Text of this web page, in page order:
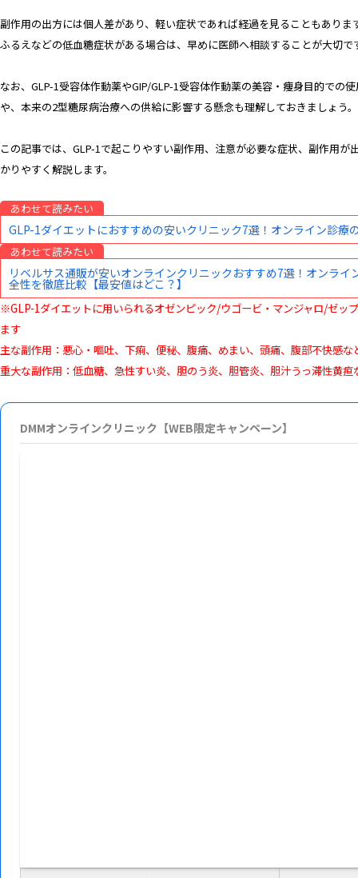
副作用の出方には個人差があり、軽い症状であれば経過を見ることもあり
ふるえなどの低血糖症状がある場合は、早めに医師へ相談することが大切で
なお、GLP-1受容体作動薬やGIP/GLP-1受容体作動薬の美容・痩身目的での
や、本来の2型糖尿病治療への供給に影響する懸念も理解しておきましょう。
この記事では、GLP-1で起こりやすい副作用、注意が必要な症状、副作用
かりやすく解説します。
あわせて読みたい
GLP-1ダイエットにおすすめの安いクリニック7選！オンライン診療
あわせて読みたい
リベルサス通販が安いオンラインクリニックおすすめ7選！オンラ
全性を徹底比較【最安値はどこ？】
※GLP-1ダイエットに用いられるオゼンピック/ウゴービ・マンジャロ/ゼッ
ます
主な副作用：悪心・嘔吐、下痢、便秘、腹痛、めまい、頭痛、腹部不快感な
重大な副作用：低血糖、急性すい炎、胆のう炎、胆管炎、胆汁うっ滞性黄疸
DMMオンラインクリニック【WEB限定キャンペーン】